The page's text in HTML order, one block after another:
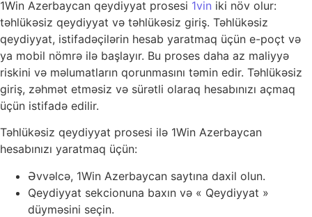
1Win Azerbaycan qeydiyyat prosesi 1vin iki növ olur:
təhlükəsiz qeydiyyat və təhlükəsiz giriş. Təhlükəsiz
qeydiyyat, istifadəçilərin hesab yaratmaq üçün e-poçt və
ya mobil nömrə ilə başlayır. Bu proses daha az maliyyə
riskini və məlumatların qorunmasını təmin edir. Təhlükəsiz
giriş, zəhmət etməsiz və sürətli olaraq hesabınızı açmaq
üçün istifadə edilir.
Təhlükəsiz qeydiyyat prosesi ilə 1Win Azerbaycan
hesabınızı yaratmaq üçün:
Əvvəlcə, 1Win Azerbaycan saytına daxil olun.
Qeydiyyat sekcionuna baxın və « Qeydiyyat »
düyməsini seçin.